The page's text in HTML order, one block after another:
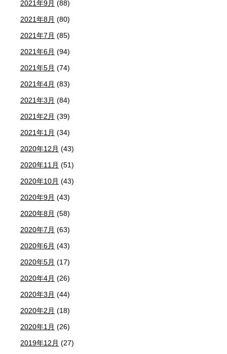
2021年9月 (88)
2021年8月 (80)
2021年7月 (85)
2021年6月 (94)
2021年5月 (74)
2021年4月 (83)
2021年3月 (84)
2021年2月 (39)
2021年1月 (34)
2020年12月 (43)
2020年11月 (51)
2020年10月 (43)
2020年9月 (43)
2020年8月 (58)
2020年7月 (63)
2020年6月 (43)
2020年5月 (17)
2020年4月 (26)
2020年3月 (44)
2020年2月 (18)
2020年1月 (26)
2019年12月 (27)